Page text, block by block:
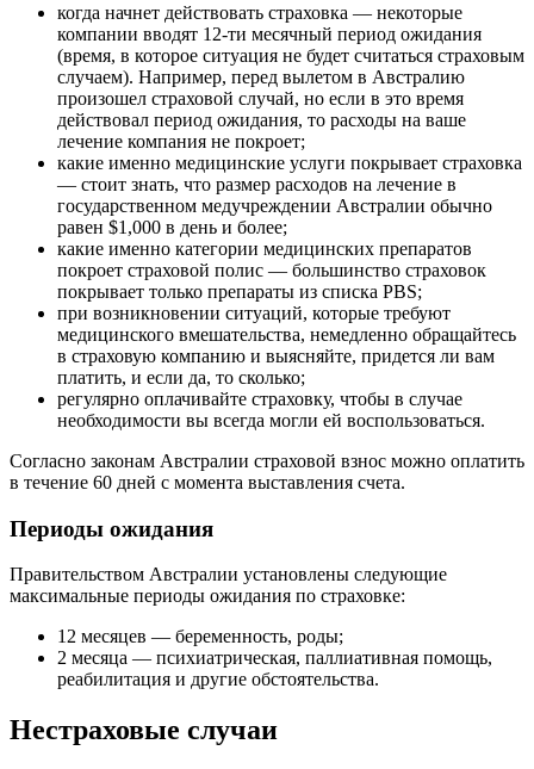
когда начнет действовать страховка — некоторые
компании вводят 12-ти месячный период ожидания
(время, в которое ситуация не будет считаться страховым
случаем). Например, перед вылетом в Австралию
произошел страховой случай, но если в это время
действовал период ожидания, то расходы на ваше
лечение компания не покроет;
какие именно медицинские услуги покрывает страховка
— стоит знать, что размер расходов на лечение в
государственном медучреждении Австралии обычно
равен $1,000 в день и более;
какие именно категории медицинских препаратов
покроет страховой полис — большинство страховок
покрывает только препараты из списка PBS;
при возникновении ситуаций, которые требуют
медицинского вмешательства, немедленно обращайтесь
в страховую компанию и выясняйте, придется ли вам
платить, и если да, то сколько;
регулярно оплачивайте страховку, чтобы в случае
необходимости вы всегда могли ей воспользоваться.
Согласно законам Австралии страховой взнос можно оплатить
в течение 60 дней с момента выставления счета.
Периоды ожидания
Правительством Австралии установлены следующие
максимальные периоды ожидания по страховке:
12 месяцев — беременность, роды;
2 месяца — психиатрическая, паллиативная помощь,
реабилитация и другие обстоятельства.
Нестраховые случаи